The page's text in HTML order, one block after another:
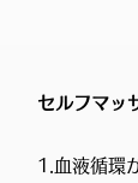
セルフマッ
1.血液循環